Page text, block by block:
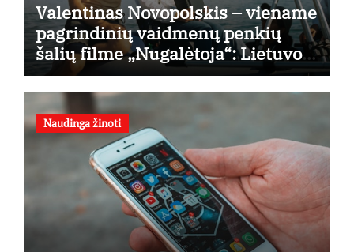
Valentinas Novopolskis – viename
pagrindinių vaidmenų penkių
šalių filme „Nugalėtoja“: Lietuvos
kino teatruose – nuo rugpjūčio 7-
osios
Naudinga žinoti